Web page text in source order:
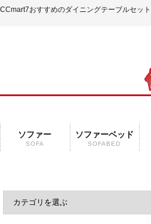
CCmart7おすすめのダイニングテーブルセット
ソファー
SOFA
ソファーベッド
SOFABED